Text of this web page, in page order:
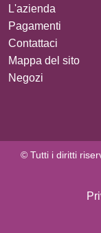
L'azienda
Pagamenti
Contattaci
Mappa del sito
Negozi
© Tutti i diritti